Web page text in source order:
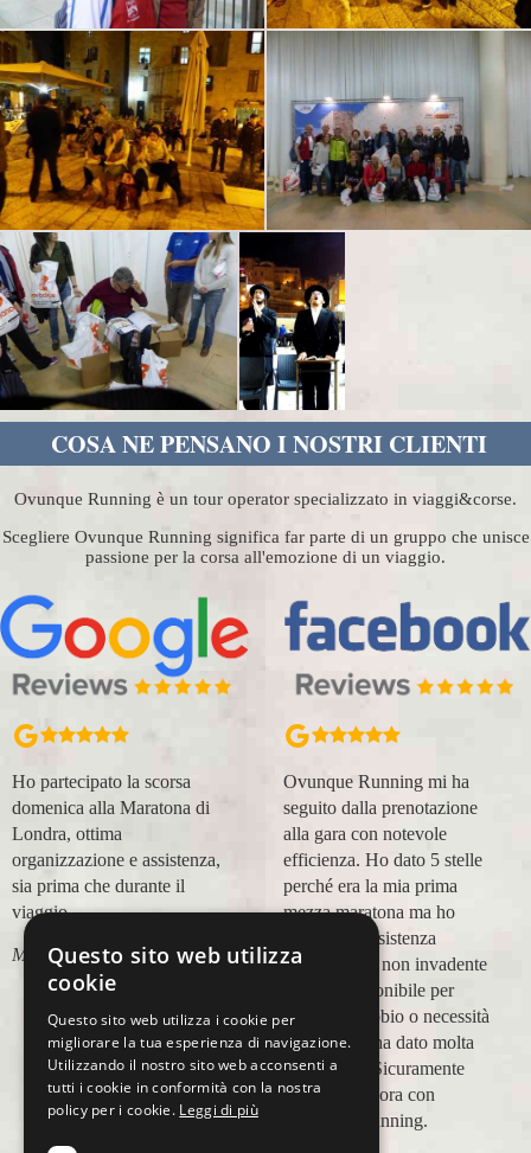
COSA NE PENSANO I NOSTRI CLIENTI
Ovunque Running è un tour operator specializzato in viaggi&corse.
Scegliere Ovunque Running significa far parte di un gruppo che unisce
passione per la corsa all'emozione di un viaggio.
Ho partecipato la scorsa
domenica alla Maratona di
Londra, ottima
organizzazione e assistenza,
sia prima che durante il
viaggio.
Marco Canigi
Ovunque Running mi ha
seguito dalla prenotazione
alla gara con notevole
efficienza. Ho dato 5 stelle
perché era la mia prima
mezza maratona ma ho
trovato un'assistenza
impeccabile, non invadente
e molto disponibile per
qualsiasi dubbio o necessità
e questo mi ha dato molta
tranquillità. Sicuramente
viaggerò ancora con
Ovunque Running.
Questo sito web utilizza
cookie
Questo sito web utilizza i cookie per
migliorare la tua esperienza di navigazione.
Utilizzando il nostro sito web acconsenti a
tutti i cookie in conformità con la nostra
policy per i cookie. Leggi di più